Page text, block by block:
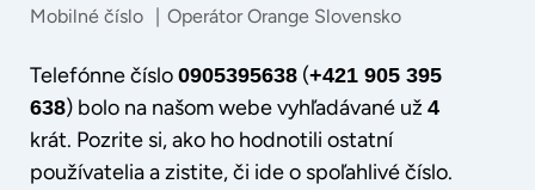
Mobilné číslo | Operátor Orange Slovensko
Telefónne číslo 0905395638(+421 905 395
638) bolo na našom webe vyhľadávané už 4
krát. Pozrite si, ako ho hodnotili ostatní
používatelia a zistite, či ide o spoľahlivé číslo.